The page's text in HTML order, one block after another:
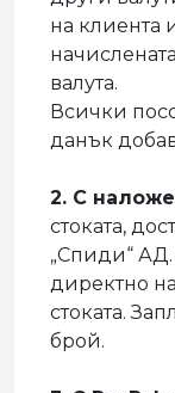
на клиента
валута.
Всички
данък
2. С
стоката,
„Спиди“
директно
стоката.
брой.